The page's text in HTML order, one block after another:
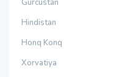
Gürcüstan
Hindistan
Honq Konq
Xorvatiya